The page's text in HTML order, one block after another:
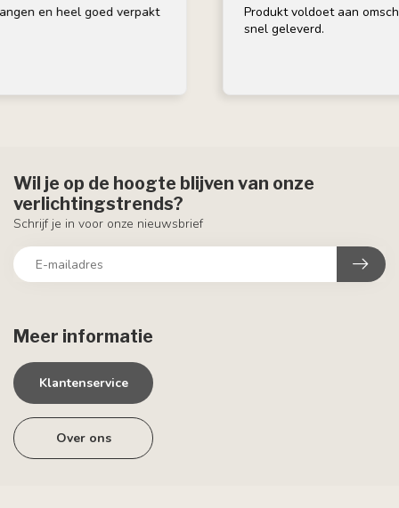
heel goed verpakt
Produkt voldoet aan omschrijving,
snel geleverd.
Meer informatie
Klantenservice
Over ons
Wil je op de hoogte blijven van onze
verlichtingstrends?
Schrijf je in voor onze nieuwsbrief